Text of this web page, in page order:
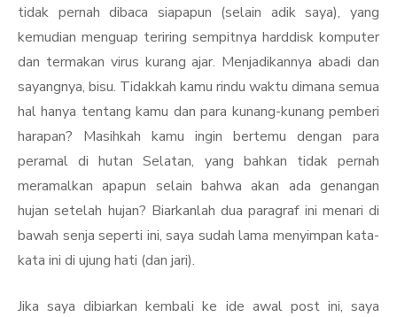
tidak pernah dibaca siapapun (selain adik saya), yang
kemudian menguap teriring sempitnya harddisk komputer
dan termakan virus kurang ajar. Menjadikannya abadi dan
sayangnya, bisu. Tidakkah kamu rindu waktu dimana semua
hal hanya tentang kamu dan para kunang-kunang pemberi
harapan? Masihkah kamu ingin bertemu dengan para
peramal di hutan Selatan, yang bahkan tidak pernah
meramalkan apapun selain bahwa akan ada genangan
hujan setelah hujan? Biarkanlah dua paragraf ini menari di
bawah senja seperti ini, saya sudah lama menyimpan kata-
kata ini di ujung hati (dan jari).
Jika saya dibiarkan kembali ke ide awal post ini, saya